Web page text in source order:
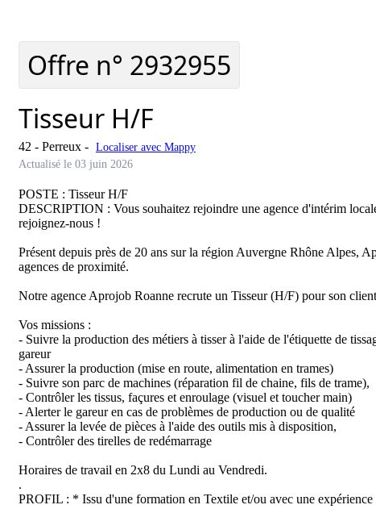
Offre n° 2932955
Tisseur H/F
42 - Perreux - Localiser avec Mappy
Actualisé le 03 juin 2026
POSTE : Tisseur H/F
DESCRIPTION : Vous souhaitez rejoindre une agence d'intérim
rejoignez-nous !
Présent depuis près de 20 ans sur la région Auvergne Rhône Alpes,
agences de proximité.
Notre agence Aprojob Roanne recrute un Tisseur (H/F) pour son
Vos missions :
- Suivre la production des métiers à tisser à l'aide de l'étiquette de
gareur
- Assurer la production (mise en route, alimentation en trames)
- Suivre son parc de machines (réparation fil de chaine, fils de trame),
- Contrôler les tissus, façures et enroulage (visuel et toucher main)
- Alerter le gareur en cas de problèmes de production ou de qualité
- Assurer la levée de pièces à l'aide des outils mis à disposition,
- Contrôler des tirelles de redémarrage
Horaires de travail en 2x8 du Lundi au Vendredi.
.
PROFIL : * Issu d'une formation en Textile et/ou avec une